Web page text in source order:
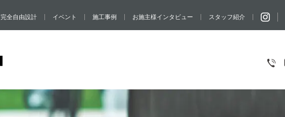
完全自由設計 イベント 施工事例 お施主様インタビュー スタッフ紹介